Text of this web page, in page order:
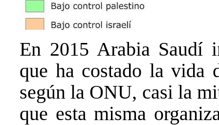
En 2015 Arabia Saudí
que ha costado la vida
según la ONU, casi la
que esta misma